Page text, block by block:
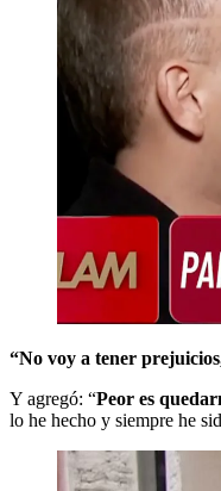
“No voy a tener
Y agregó: “Peor es
lo he hecho y siempre he